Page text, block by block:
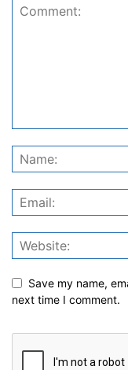
Save my name,
next time I comment.